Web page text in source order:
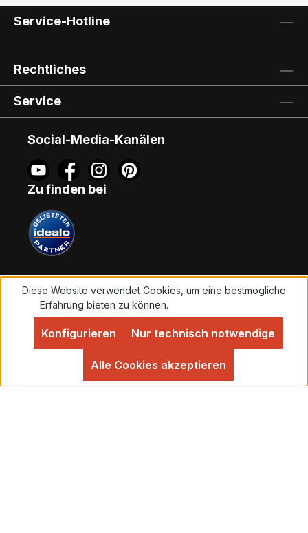
Produkte zur Komplett-Lieferung können
wir gerne auf Anfrage anbieten. Rufen Sie
eine E-Mail (info@gabler-bayreuth.de).
Hersteller-Prospekt und weitere Infos
unter http://www.gabler-
bayreuth.de/Produkte/VELUX-
Innenzubehoer.htm Lieferzeit 5 - 7
Arbeitstage, Versandkosten pauschal 4,90
Versandkosten). SPAR-TIPP: Wählen Sie
die Zahlart Vorkasse - Sie erhalten von
übermittelt und können bei der
Überweisung 3 % Skonto in Abzug
bringen. Der Warenversand erfolgt dann
Service-Hotline
Rechtliches
Service
Social-Media-Kanälen
Zu finden bei
Vertrag widerrufen
Alle Preise inkl. gesetzl. Mehrwertsteuer zzgl.
nicht anders angegeben.
Diese Website verwendet Cookies, um eine bestmögliche
Erfahrung bieten zu können.
Nur technisch notwendige
Konfigurieren
Alle Cookies akzeptieren